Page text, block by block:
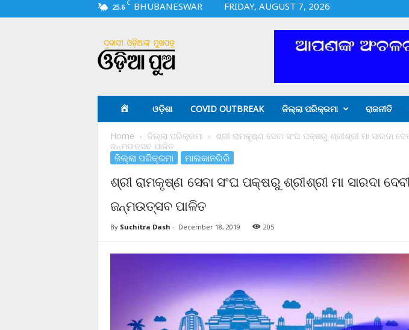
25.6 C BHUBANESWAR
FRIDAY, AUGUST 7, 2026
i
a
ଓଡ଼ିଶା COVID OUTBREAK ଜିଲ୍ଲା ପରିକ୍ରମା ରାଜନୀତି
Home ଜିଲ୍ଲା ପରିକ୍ରମା
ଶ୍ରୀ ରାମକୃଷ୍ଣ ସେବା ସଂଘ ପକ୍ଷରୁ ଶ୍ରୀଶ୍ରୀ ମା ସାରଦା
ଜନ୍ମଉତ୍ସବ ପାଳିତ
ଜିଲ୍ଲା ପରିକ୍ରମା ମାଲକାନଗିରି
ଶ୍ରୀ ରାମକୃଷ୍ଣ ସେବା ସଂଘ ପକ୍ଷରୁ ଶ୍ରୀଶ୍ରୀ ମା ସାରଦା
ଜନ୍ମଉତ୍ସବ ପାଳିତ
By Suchitra Dash - December 18, 2019 205